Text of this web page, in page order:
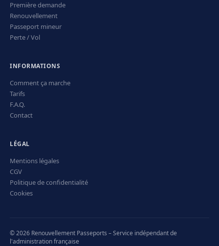
Première demande
Renouvellement
Passeport mineur
Perte / Vol
INFORMATIONS
Comment ça marche
Tarifs
F.A.Q.
Contact
LÉGAL
Mentions légales
CGV
Politique de confidentialité
Cookies
© 2026 Renouvellement Passeports – Service indépendant de
l'administration française